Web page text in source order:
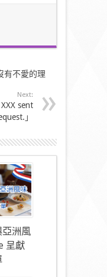
有不愛的理
Next:
sent
」
洲風
呈獻